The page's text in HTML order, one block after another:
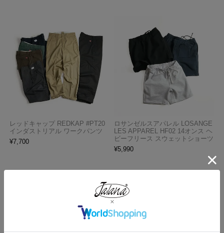
レッドキャップ REDKAP #PT20
インダストリアル ワークパンツ
¥7,700
ロサンゼルスアパレル LOSANGE
LES APPAREL HF02 14オンス ヘ
ビーフリース スウェットショーツ
¥5,990